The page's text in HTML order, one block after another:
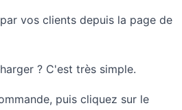
vos clients depuis la page de
? C'est très simple.
puis cliquez sur le